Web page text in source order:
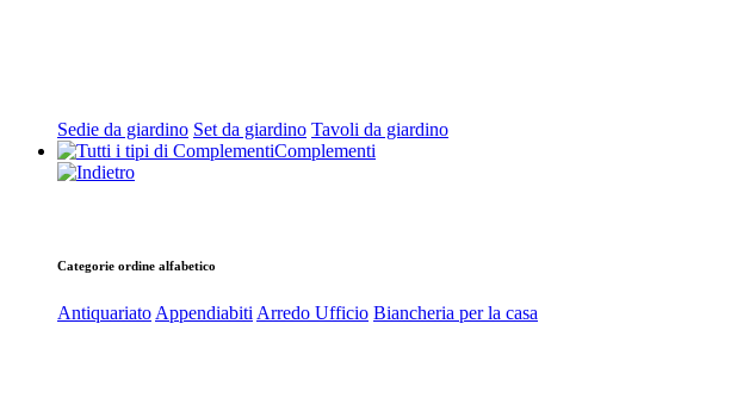
Sedie da giardino Set da giardino Tavoli da giardino
Complementi
Categorie ordine alfabetico
Antiquariato Appendiabiti Arredo Ufficio Biancheria per la casa